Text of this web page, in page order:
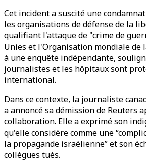
Cet incident a suscité une
les organisations de défense de la
qualifiant l'attaque de "crime de
Unies et l'Organisation mondiale de
à une enquête indépendante,
journalistes et les hôpitaux sont
international.
Dans ce contexte, la journaliste
a annoncé sa démission de Reuters
collaboration. Elle a exprimé son
qu'elle considère comme une
la propagande israélienne” et son
collègues tués.